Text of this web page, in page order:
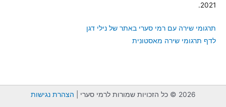
2021.
תרגומי שירה עם רמי סערי באתר של נילי דגן
לדף תרגומי שירה מאסטונית
2026 © כל הזכויות שמורות לרמי סערי | הצהרת נגישות